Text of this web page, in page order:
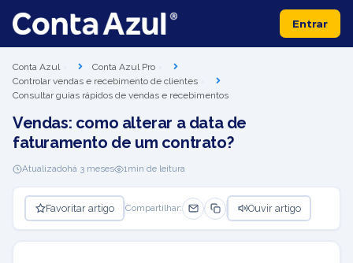
Entrar
Conta Azul
Conta Azul Pro
Controlar vendas e recebimento de clientes
Consultar guias rápidos de vendas e recebimentos
Vendas: como alterar a data de
faturamento de um contrato?
Atualizadohá 3 meses 1min de leitura
Favoritar artigo Compartilhar: Ouvir artigo